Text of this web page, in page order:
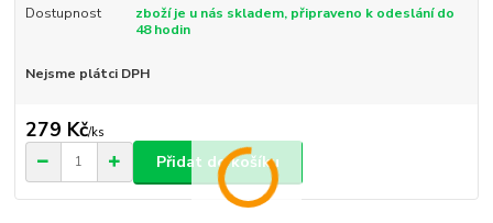
Dostupnost
zboží je u nás skladem, připraveno k odeslání do
48 hodin
Nejsme plátci DPH
279 Kč/ks
Přidat do košíku